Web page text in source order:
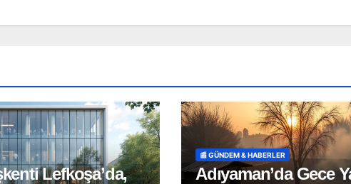
Lefkoşa’da,
📰 GÜNDEM & HABERLER
Adıyaman’da Gece